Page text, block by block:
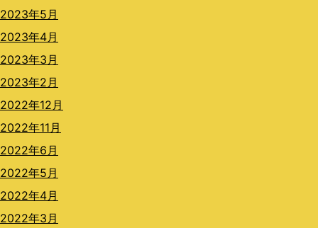
2023年5月
2023年4月
2023年3月
2023年2月
2022年12月
2022年11月
2022年6月
2022年5月
2022年4月
2022年3月